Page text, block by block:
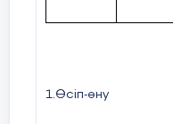
1.Өсіп-өну